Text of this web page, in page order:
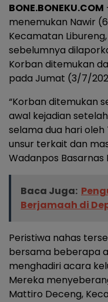
BONE.BONEKU.COM
menemukan Nawir
Kecamatan
sebelumnya
Korban ditemukan
pada Jumat (3/7/
“Korban ditemukan
awal kejadian
selama dua hari oleh
unsur terkait dan
Wadanpos Basarnas
Baca Juga:
Berjamaah di
Peristiwa nahas
bersama beberapa
menghadiri acara
Mereka
Mattiro Deceng,